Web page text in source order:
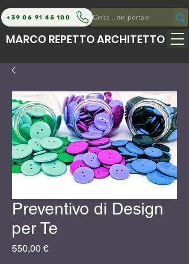
+39 06 91 45 100
MARCO REPETTO ARCHITETTO
Preventivo di Design
per Te
550,00 €Prezzo